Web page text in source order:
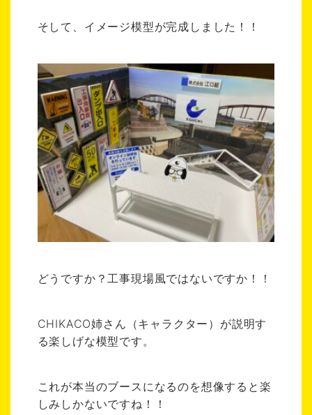
そして、イメージ模型が完成しました！！
どうですか？工事現場風ではないですか！！
CHIKACO姉さん（キャラクター）が説明す
る楽しげな模型です。
これが本当のブースになるのを想像すると楽
しみしかないですね！！